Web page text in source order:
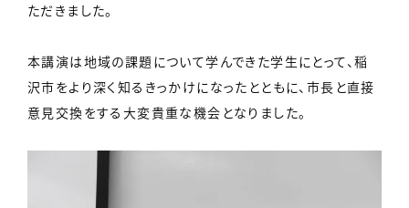
ただきました。
本講演は地域の課題について学んできた学生にとって、稲
沢市をより深く知るきっかけになったとともに、市長と直接
意見交換をする大変貴重な機会となりました。